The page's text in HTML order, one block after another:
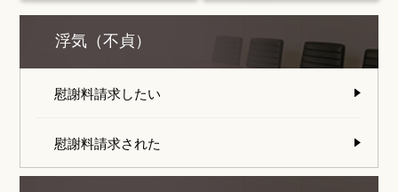
浮気（不貞）
慰謝料請求したい
慰謝料請求された